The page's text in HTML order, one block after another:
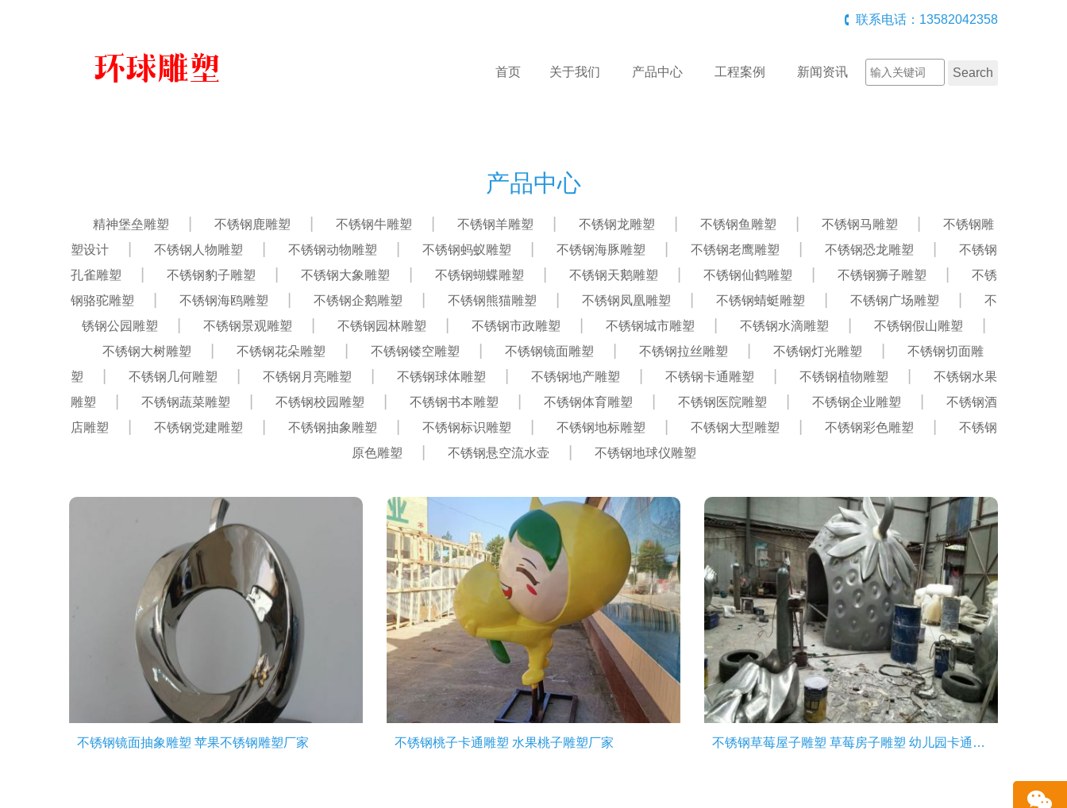
联系电话：13582042358
首页 关于我们 产品中心 工程案例 新闻资讯
产品中心
精神堡垒雕塑 不锈钢鹿雕塑 不锈钢牛雕塑 不锈钢羊雕塑 不锈钢龙雕塑 不锈钢鱼雕塑 不锈钢马雕塑
不锈钢雕
塑设计
不锈钢人物雕塑 不锈钢动物雕塑 不锈钢蚂蚁雕塑 不锈钢海豚雕塑 不锈钢老鹰雕塑 不锈钢恐龙雕塑
不锈钢
孔雀雕塑
不锈钢豹子雕塑 不锈钢大象雕塑 不锈钢蝴蝶雕塑 不锈钢天鹅雕塑 不锈钢仙鹤雕塑 不锈钢狮子雕塑
不锈
钢骆驼雕塑
不锈钢海鸥雕塑 不锈钢企鹅雕塑 不锈钢熊猫雕塑 不锈钢凤凰雕塑 不锈钢蜻蜓雕塑 不锈钢广场雕塑
不
锈钢公园雕塑
不锈钢景观雕塑 不锈钢园林雕塑 不锈钢市政雕塑 不锈钢城市雕塑 不锈钢水滴雕塑
不锈钢假山雕塑
不锈钢大树雕塑
不锈钢花朵雕塑 不锈钢镂空雕塑 不锈钢镜面雕塑 不锈钢拉丝雕塑 不锈钢灯光雕塑
不锈钢切面雕
塑
不锈钢几何雕塑 不锈钢月亮雕塑 不锈钢球体雕塑 不锈钢地产雕塑 不锈钢卡通雕塑 不锈钢植物雕塑
不锈钢水果
雕塑
不锈钢蔬菜雕塑 不锈钢校园雕塑 不锈钢书本雕塑 不锈钢体育雕塑 不锈钢医院雕塑 不锈钢企业雕塑
不锈钢酒
店雕塑
不锈钢党建雕塑 不锈钢抽象雕塑 不锈钢标识雕塑 不锈钢地标雕塑 不锈钢大型雕塑 不锈钢彩色雕塑
不锈钢
原色雕塑
不锈钢悬空流水壶 不锈钢地球仪雕塑
不锈钢镜面抽象雕塑 苹果不锈钢雕塑厂家 不锈钢桃子卡通雕塑 水果桃子雕塑厂家 不锈钢草莓屋子雕塑 草莓房子雕塑 幼儿园卡通水果雕塑